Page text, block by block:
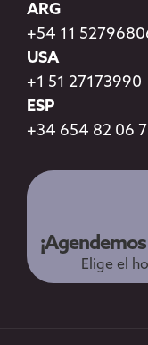
ARG
+54 11
USA
+1 51 27173990
ESP
+34 654 82 06
Elige el